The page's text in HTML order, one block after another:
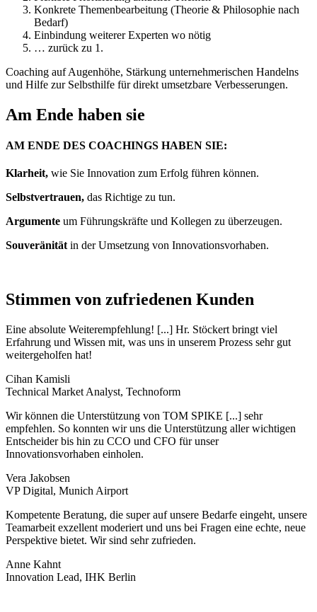
Konkrete Themenbearbeitung (Theorie & Philosophie nach
Bedarf)
Einbindung weiterer Experten wo nötig
… zurück zu 1.
Coaching auf Augenhöhe, Stärkung unternehmerischen Handelns
und Hilfe zur Selbsthilfe für direkt umsetzbare Verbesserungen.
Am Ende haben sie
AM ENDE DES COACHINGS HABEN SIE:
Klarheit, wie Sie Innovation zum Erfolg führen können.
Selbstvertrauen, das Richtige zu tun.
Argumente um Führungskräfte und Kollegen zu überzeugen.
Souveränität in der Umsetzung von Innovationsvorhaben.
Stimmen von zufriedenen Kunden
Eine absolute Weiterempfehlung! [...] Hr. Stöckert bringt viel
Erfahrung und Wissen mit, was uns in unserem Prozess sehr gut
weitergeholfen hat!
Cihan Kamisli
Technical Market Analyst, Technoform
Wir können die Unterstützung von TOM SPIKE [...] sehr
empfehlen. So konnten wir uns die Unterstützung aller wichtigen
Entscheider bis hin zu CCO und CFO für unser
Innovationsvorhaben einholen.
Vera Jakobsen
VP Digital, Munich Airport
Kompetente Beratung, die super auf unsere Bedarfe eingeht, unsere
Teamarbeit exzellent moderiert und uns bei Fragen eine echte, neue
Perspektive bietet. Wir sind sehr zufrieden.
Anne Kahnt
Innovation Lead, IHK Berlin